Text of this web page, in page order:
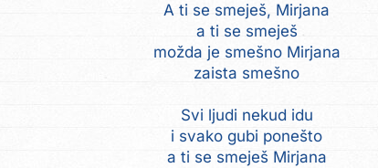
A ti se smeješ, Mirjana
a ti se smeješ
možda je smešno Mirjana
zaista smešno
Svi ljudi nekud idu
i svako gubi ponešto
a ti se smeješ Mirjana